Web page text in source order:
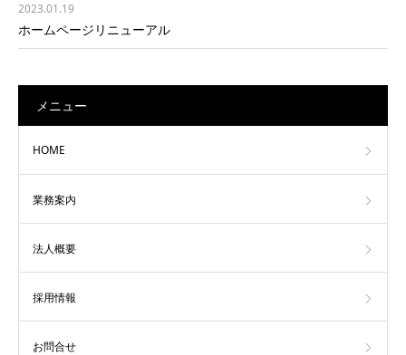
2023.01.19
ホームページリニューアル
メニュー
HOME
業務案内
法人概要
採用情報
お問合せ